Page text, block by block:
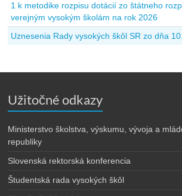
1 k metodike rozpisu dotácií zo štátneho
verejným vysokým školám na rok 2026
Uznesenia Rady vysokých škôl SR zo dňa
Užitočné odkazy
Ministerstvo školstva, výskumu, vývoja a
republiky
Slovenská rektorská konferencia
Študentská rada vysokých škôl